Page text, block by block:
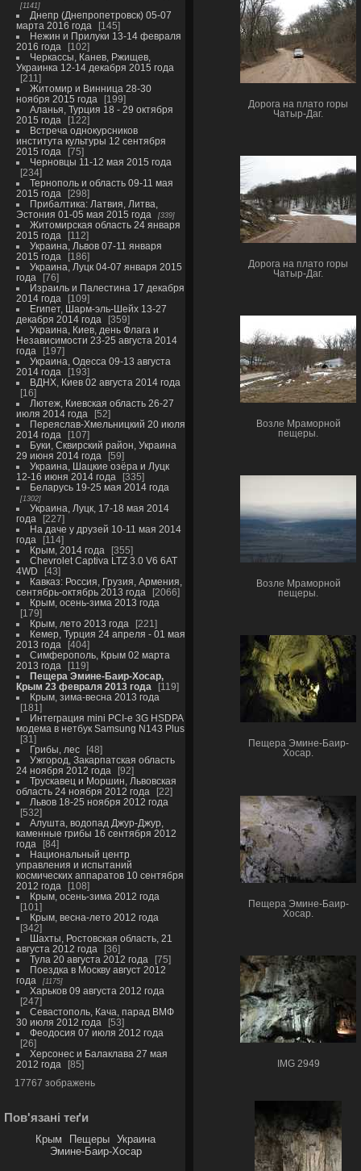
1141
Днепр (Днепропетровск) 05-07
марта 2016 года
145
Нежин и Прилуки 13-14 февраля
2016 года
102
Черкассы, Канев, Ржищев,
Украинка 12-14 декабря 2015 года
211
Житомир и Винница 28-30
ноября 2015 года
199
Аланья, Турция 18 - 29 октября
2015 года
122
Встреча однокурсников
института культуры 12 сентября
2015 года
75
Черновцы 11-12 мая 2015 года
234
Тернополь и область 09-11 мая
2015 года
298
Прибалтика: Латвия, Литва,
Эстония 01-05 мая 2015 года
339
Житомирская область 24 января
2015 года
112
Украина, Львов 07-11 января
2015 года
186
Украина, Луцк 04-07 января 2015
года
76
Израиль и Палестина 17 декабря
2014 года
109
Египет, Шарм-эль-Шейх 13-27
декабря 2014 года
359
Украина, Киев, день Флага и
Независимости 23-25 августа 2014
года
197
Украина, Одесса 09-13 августа
2014 года
193
ВДНХ, Киев 02 августа 2014 года
16
Лютеж, Киевская область 26-27
июля 2014 года
52
Переяслав-Хмельницкий 20 июля
2014 года
107
Буки, Сквирский район, Украина
29 июня 2014 года
59
Украина, Шацкие озёра и Луцк
12-16 июня 2014 года
335
Беларусь 19-25 мая 2014 года
1302
Украина, Луцк, 17-18 мая 2014
года
227
На даче у друзей 10-11 мая 2014
года
114
Крым, 2014 года
355
Chevrolet Captiva LTZ 3.0 V6 6AT
4WD
43
Кавказ: Россия, Грузия, Армения,
сентябрь-октябрь 2013 года
2066
Крым, осень-зима 2013 года
179
Крым, лето 2013 года
221
Кемер, Турция 24 апреля - 01 мая
2013 года
404
Симферополь, Крым 02 марта
2013 года
119
Пещера Эмине-Баир-Хосар,
Крым 23 февраля 2013 года
119
Крым, зима-весна 2013 года
181
Интеграция mini PCI-e 3G HSDPA
модема в нетбук Samsung N143 Plus
31
Грибы, лес
48
Ужгород, Закарпатская область
24 ноября 2012 года
92
Трускавец и Моршин, Львовская
область 24 ноября 2012 года
22
Львов 18-25 ноября 2012 года
532
Алушта, водопад Джур-Джур,
каменные грибы 16 сентября 2012
года
84
Национальный центр
управления и испытаний
космических аппаратов 10 сентября
2012 года
108
Крым, осень-зима 2012 года
101
Крым, весна-лето 2012 года
342
Шахты, Ростовская область, 21
августа 2012 года
36
Тула 20 августа 2012 года
75
Поездка в Москву август 2012
года
1175
Харьков 09 августа 2012 года
247
Севастополь, Кача, парад ВМФ
30 июля 2012 года
53
Феодосия 07 июля 2012 года
26
Херсонес и Балаклава 27 мая
2012 года
85
17767 зображень
Пов'язані теґи
Крым Пещеры
Украина
Эмине-Баир-Хосар
Дорога на плато горы
Чатыр-Даг.
Дорога на плато горы
Чатыр-Даг.
Возле Мраморной
пещеры.
Возле Мраморной
пещеры.
Пещера Эмине-Баир-
Хосар.
Пещера Эмине-Баир-
Хосар.
IMG 2949